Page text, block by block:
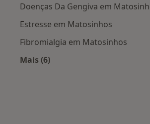
Doenças Da Gengiva em
Estresse em Matosinhos
Fibromialgia em Matosinhos
Mais (6)